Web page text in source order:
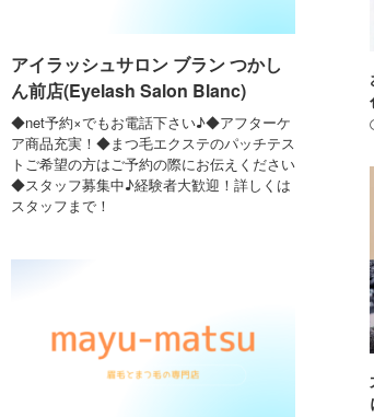
アイラッシュサロン ブラン つかし
ん前店(Eyelash Salon Blanc)
◆net予約×でもお電話下さい♪◆アフターケ
ア商品充実！◆まつ毛エクステのパッチテス
トご希望の方はご予約の際にお伝えください
◆スタッフ募集中♪経験者大歓迎！詳しくは
スタッフまで！